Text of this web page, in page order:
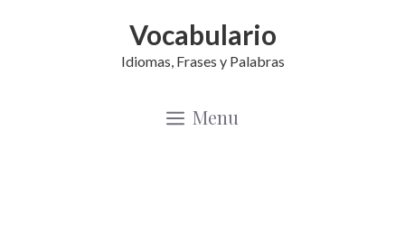
Vocabulario
Idiomas, Frases y Palabras
Menu